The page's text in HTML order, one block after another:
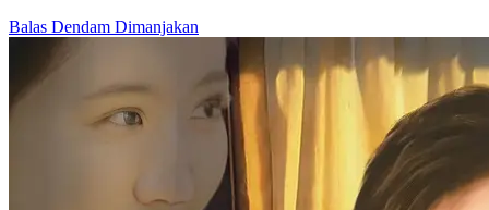
Balas Dendam Dimanjakan